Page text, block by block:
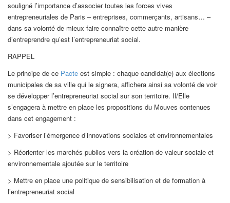
souligné l’importance d’associer toutes les forces vives
entrepreneuriales de Paris – entreprises, commerçants, artisans… –
dans sa volonté de mieux faire connaître cette autre manière
d’entreprendre qu’est l’entrepreneuriat social.
RAPPEL
Le principe de ce Pacte est simple : chaque candidat(e) aux élections
municipales de sa ville qui le signera, affichera ainsi sa volonté de voir
se développer l’entrepreneuriat social sur son territoire. Il/Elle
s’engagera à mettre en place les propositions du Mouves contenues
dans cet engagement :
> Favoriser l’émergence d’innovations sociales et environnementales
> Réorienter les marchés publics vers la création de valeur sociale et
environnementale ajoutée sur le territoire
> Mettre en place une politique de sensibilisation et de formation à
l’entrepreneuriat social